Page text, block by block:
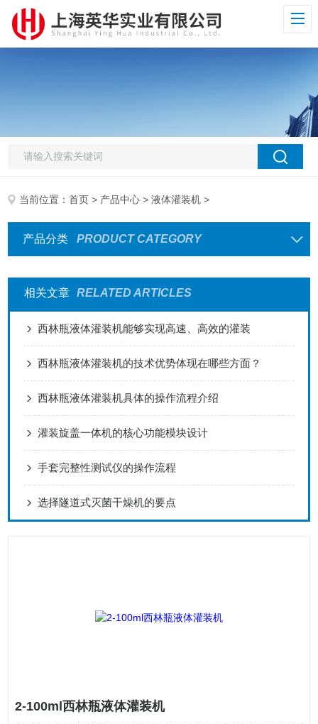
当前位置：首页 > 产品中心 >液体灌装机 >
产品分类 PRODUCT CATEGORY
相关文章 RELATED ARTICLES
西林瓶液体灌装机能够实现高速、高效的灌装
西林瓶液体灌装机的技术优势体现在哪些方面？
西林瓶液体灌装机具体的操作流程介绍
灌装旋盖一体机的核心功能模块设计
手套完整性测试仪的操作流程
选择隧道式灭菌干燥机的要点
2-100ml西林瓶液体灌装机